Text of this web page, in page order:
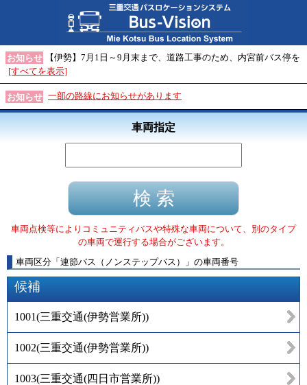
お知らせ
【伊勢】7月1日～9月末まで、道路工事のため、内宮前バス停を
[すべてを表示]
お知らせ 一部の路線にお知らせがあります
車両指定
車両点検等によりコミュニティバスや特殊な車両について、別のタイプ
の車両で運行する場合がございます。
車両区分 「 連節バス（ノンステップバス） 」 の車両番号
候補
1001(三重交通(伊勢営業所))
1002(三重交通(伊勢営業所))
1003(三重交通(四日市営業所))